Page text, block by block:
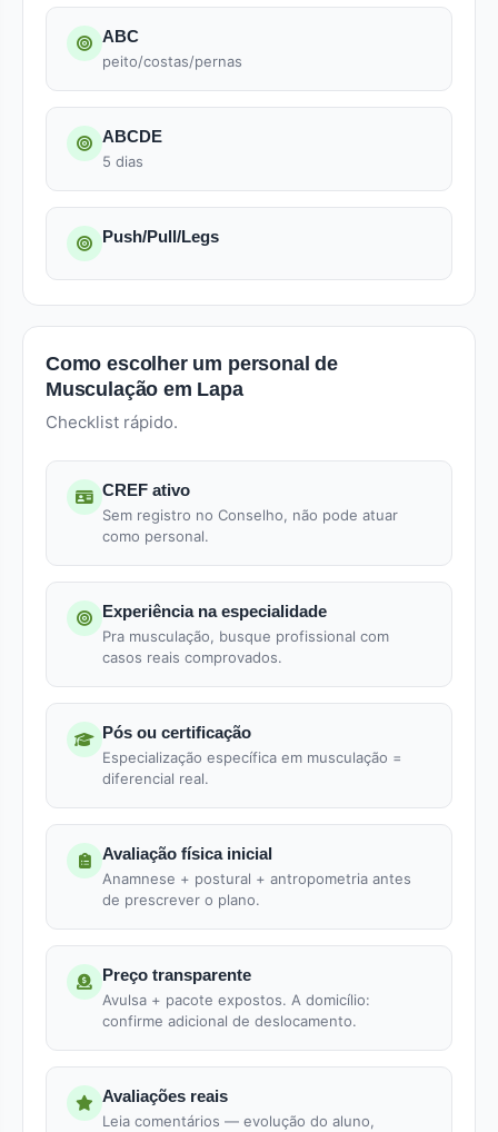
ABC
peito/costas/pernas
ABCDE
5 dias
Push/Pull/Legs
Como escolher um personal de
Musculação em Lapa
Checklist rápido.
CREF ativo
Sem registro no Conselho, não pode atuar
como personal.
Experiência na especialidade
Pra musculação, busque profissional com
casos reais comprovados.
Pós ou certificação
Especialização específica em musculação =
diferencial real.
Avaliação física inicial
Anamnese + postural + antropometria antes
de prescrever o plano.
Preço transparente
Avulsa + pacote expostos. A domicílio:
confirme adicional de deslocamento.
Avaliações reais
Leia comentários — evolução do aluno,